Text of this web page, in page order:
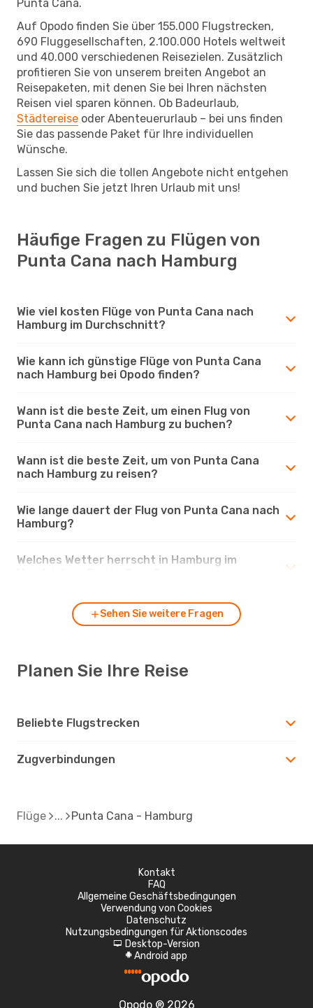
Punta Cana.
Auf Opodo finden Sie über 155.000 Flugstrecken,
690 Fluggesellschaften, 2.100.000 Hotels weltweit
und 40.000 verschiedenen Reisezielen. Zusätzlich
profitieren Sie von unserem breiten Angebot an
Reisepaketen, mit denen Sie bei Ihren nächsten
Reisen viel sparen können. Ob Badeurlaub,
Städtereise oder Abenteuerurlaub – bei uns finden
Sie das passende Paket für Ihre individuellen
Wünsche.
Lassen Sie sich die tollen Angebote nicht entgehen
und buchen Sie jetzt Ihren Urlaub mit uns!
Häufige Fragen zu Flügen von
Punta Cana nach Hamburg
Wie viel kosten Flüge von Punta Cana nach
Hamburg im Durchschnitt?
Wie kann ich günstige Flüge von Punta Cana
nach Hamburg bei Opodo finden?
Wann ist die beste Zeit, um einen Flug von
Punta Cana nach Hamburg zu buchen?
Wann ist die beste Zeit, um von Punta Cana
nach Hamburg zu reisen?
Wie lange dauert der Flug von Punta Cana nach
Hamburg?
Welches Wetter herrscht in Hamburg im
Sehen Sie weitere Fragen
Planen Sie Ihre Reise
Beliebte Flugstrecken
Zugverbindungen
Flüge Punta Cana - Hamburg
Kontakt
FAQ
Allgemeine Geschäftsbedingungen
Verwendung von Cookies
Datenschutz
Nutzungsbedingungen für Aktionscodes
d Desktop-Version
A Android app
Opodo ® 2026